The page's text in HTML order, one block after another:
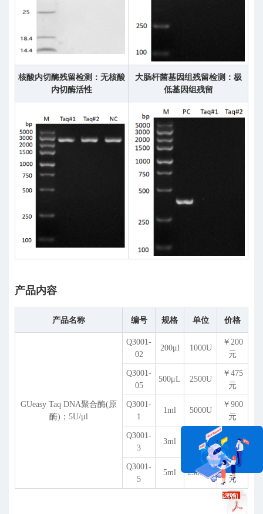
核酸内切酶残留检测：无核酸
内切酶活性
大肠杆菌基因组残留检测：极
低基因组残留
产品内容
产品名称 编号 规格 单位 价格
GUeasy Taq DNA聚合酶(原
酶)；5U/μl
Q3001-
02
200μl 1000U
￥200
元
Q3001-
05
500μL 2500U
￥475
元
Q3001-
1
1ml 5000U
￥900
元
Q3001-
3
3ml 15000U
￥2550
元
Q3001-
5
5ml 25000U
￥4000
元
在线咨询